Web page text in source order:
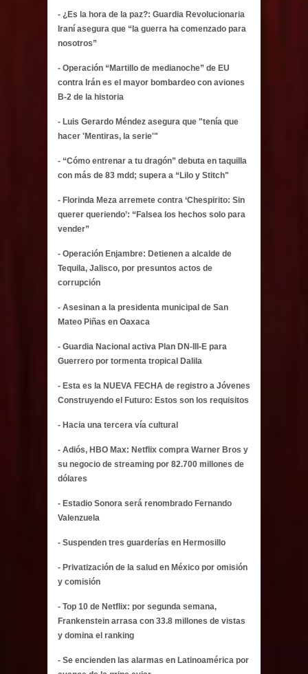
- ¿Es la hora de la paz?: Guardia Revolucionaria
Iraní asegura que “la guerra ha comenzado para
nosotros”
- Operación “Martillo de medianoche” de EU
contra Irán es el mayor bombardeo con aviones
B-2 de la historia
- Luis Gerardo Méndez asegura que "tenía que
hacer 'Mentiras, la serie'"
- “Cómo entrenar a tu dragón” debuta en taquilla
con más de 83 mdd; supera a “Lilo y Stitch"
- Florinda Meza arremete contra ‘Chespirito: Sin
querer queriendo’: “Falsea los hechos solo para
vender”
- Operación Enjambre: Detienen a alcalde de
Tequila, Jalisco, por presuntos actos de
corrupción
- Asesinan a la presidenta municipal de San
Mateo Piñas en Oaxaca
- Guardia Nacional activa Plan DN-III-E para
Guerrero por tormenta tropical Dalila
- Esta es la NUEVA FECHA de registro a Jóvenes
Construyendo el Futuro: Estos son los requisitos
- Hacia una tercera vía cultural
- Adiós, HBO Max: Netflix compra Warner Bros y
su negocio de streaming por 82.700 millones de
dólares
- Estadio Sonora será renombrado Fernando
Valenzuela
- Suspenden tres guarderías en Hermosillo
- Privatización de la salud en México por omisión
y comisión
- Top 10 de Netflix: por segunda semana,
Frankenstein arrasa con 33.8 millones de vistas
y domina el ranking
- Se encienden las alarmas en Latinoamérica por